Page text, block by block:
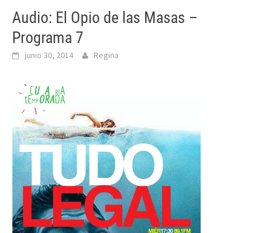
Audio: El Opio de las Masas –
Programa 7
junio 30, 2014 Regina